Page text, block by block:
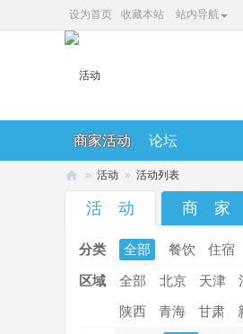
设为首页 收藏本站 站内导航
商家活动 论坛
» 活动 » 活动列表
活 动 商 家
分类 全部 餐饮 住宿
区域 全部 北京 天津
陕西
青海 甘肃